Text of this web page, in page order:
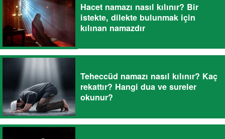
Hacet namazı nasıl kılınır? Bir
istekte, dilekte bulunmak için
kılınan namazdır
Teheccüd namazı nasıl kılınır? Kaç
rekattır? Hangi dua ve sureler
okunur?